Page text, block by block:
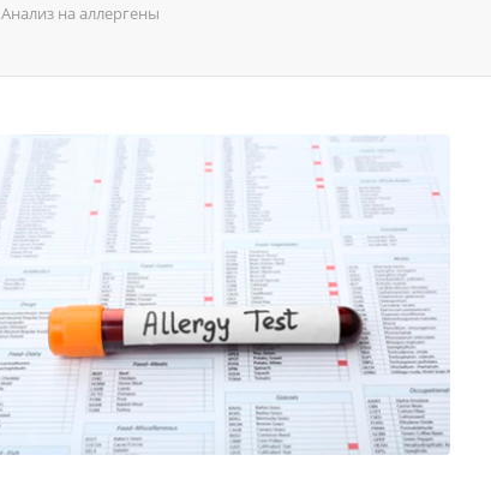
Анализ на аллергены